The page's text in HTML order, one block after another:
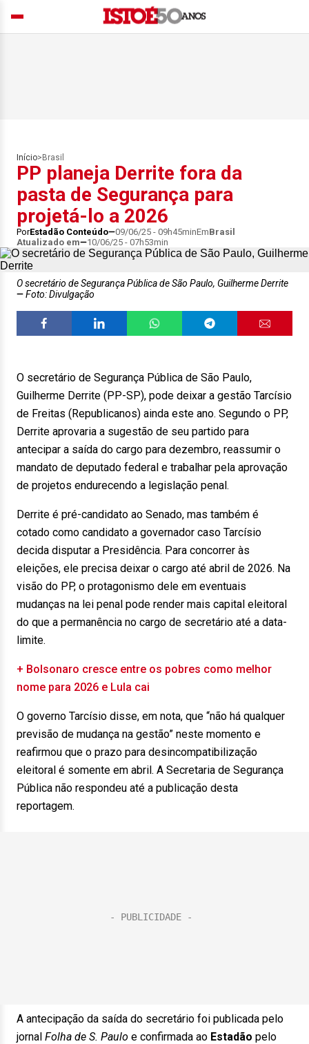
Início> Brasil
PP planeja Derrite fora da
pasta de Segurança para
projetá-lo a 2026
PorEstadão Conteúdo 09/06/25 - 09h45minEmBrasil
Atualizado em
10/06/25 - 07h53min
O secretário de Segurança Pública de São Paulo, Guilherme Derrite
Foto: Divulgação
O secretário de Segurança Pública de São Paulo,
Guilherme Derrite (PP-SP), pode deixar a gestão Tarcísio
de Freitas (Republicanos) ainda este ano. Segundo o PP,
Derrite aprovaria a sugestão de seu partido para
antecipar a saída do cargo para dezembro, reassumir o
mandato de deputado federal e trabalhar pela aprovação
de projetos endurecendo a legislação penal.
Derrite é pré-candidato ao Senado, mas também é
cotado como candidato a governador caso Tarcísio
decida disputar a Presidência. Para concorrer às
eleições, ele precisa deixar o cargo até abril de 2026. Na
visão do PP, o protagonismo dele em eventuais
mudanças na lei penal pode render mais capital eleitoral
do que a permanência no cargo de secretário até a data-
limite.
+ Bolsonaro cresce entre os pobres como melhor
nome para 2026 e Lula cai
O governo Tarcísio disse, em nota, que “não há qualquer
previsão de mudança na gestão” neste momento e
reafirmou que o prazo para desincompatibilização
eleitoral é somente em abril. A Secretaria de Segurança
Pública não respondeu até a publicação desta
reportagem.
A antecipação da saída do secretário foi publicada pelo
jornal Folha de S. Paulo e confirmada ao Estadão pelo